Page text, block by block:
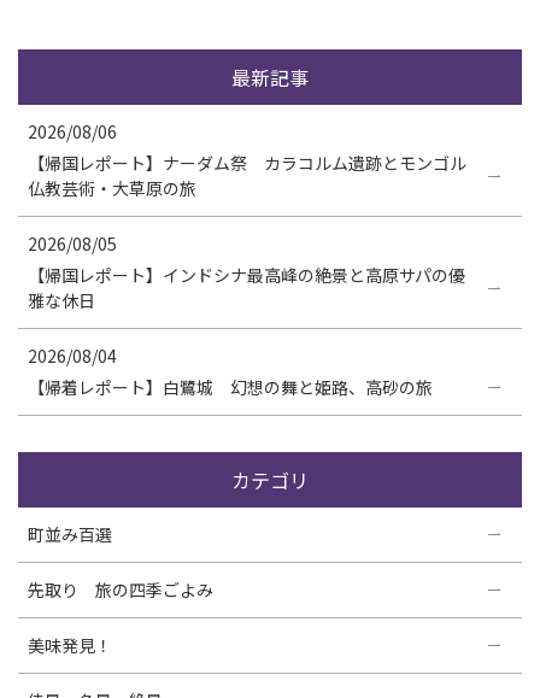
最新記事
2026/08/06
【帰国レポート】ナーダム祭 カラコルム遺跡とモンゴル
仏教芸術・大草原の旅
2026/08/05
【帰国レポート】インドシナ最高峰の絶景と高原サパの優
雅な休日
2026/08/04
【帰着レポート】白鷺城 幻想の舞と姫路、高砂の旅
カテゴリ
町並み百選
先取り 旅の四季ごよみ
美味発見！